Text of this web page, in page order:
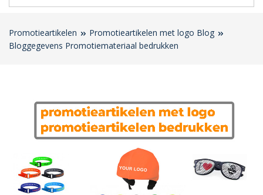
Promotieartikelen
Promotieartikelen met logo Blog
Bloggegevens Promotiemateriaal bedrukken